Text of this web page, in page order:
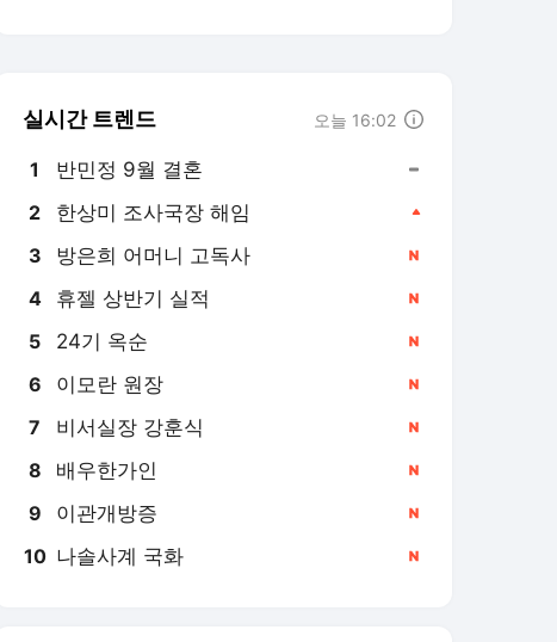
실시간 트렌드 오늘 16:02
1
반민정 9월 결혼
2
한상미 조사국장 해임
3
방은희 어머니 고독사
4
휴젤 상반기 실적
5
24기 옥순
6
이모란 원장
7
비서실장 강훈식
8
배우한가인
9
이관개방증
10 나솔사계 국화